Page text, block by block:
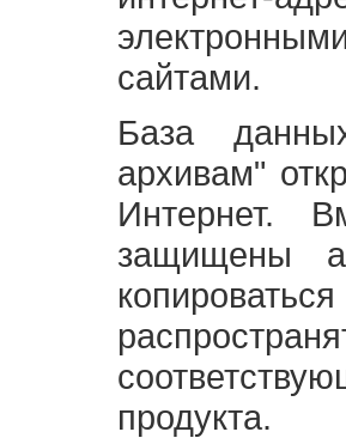
сайтами.
База
архивам"
Интернет.
защищены
продукта.